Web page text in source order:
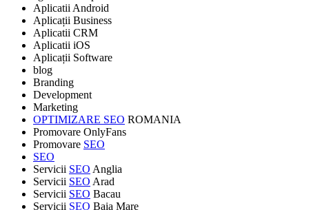
Aplicatii Android
Aplicații Business
Aplicatii CRM
Aplicatii iOS
Aplicații Software
blog
Branding
Development
Marketing
OPTIMIZARE SEO ROMANIA
Promovare OnlyFans
Promovare SEO
SEO
Servicii SEO Anglia
Servicii SEO Arad
Servicii SEO Bacau
Servicii SEO Baia Mare